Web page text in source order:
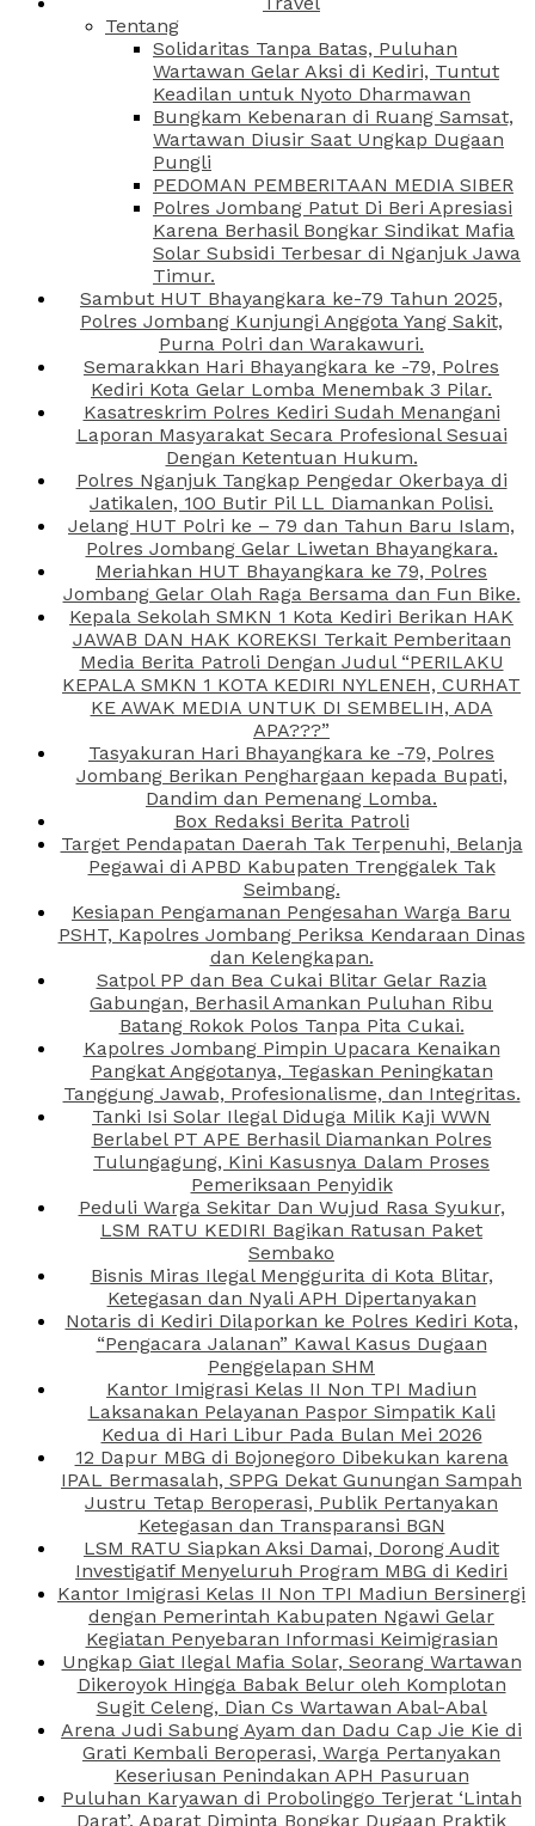
Tentang
Solidaritas Tanpa Batas, Puluhan
Wartawan Gelar Aksi di Kediri, Tuntut
Keadilan untuk Nyoto Dharmawan
Bungkam Kebenaran di Ruang Samsat,
Wartawan Diusir Saat Ungkap Dugaan
Pungli
PEDOMAN PEMBERITAAN MEDIA SIBER
Polres Jombang Patut Di Beri Apresiasi
Karena Berhasil Bongkar Sindikat Mafia
Solar Subsidi Terbesar di Nganjuk Jawa
Timur.
Sambut HUT Bhayangkara ke-79 Tahun 2025,
Polres Jombang Kunjungi Anggota Yang Sakit,
Purna Polri dan Warakawuri.
Semarakkan Hari Bhayangkara ke -79, Polres
Kediri Kota Gelar Lomba Menembak 3 Pilar.
Kasatreskrim Polres Kediri Sudah Menangani
Laporan Masyarakat Secara Profesional Sesuai
Dengan Ketentuan Hukum.
Polres Nganjuk Tangkap Pengedar Okerbaya di
Jatikalen, 100 Butir Pil LL Diamankan Polisi.
Jelang HUT Polri ke – 79 dan Tahun Baru Islam,
Polres Jombang Gelar Liwetan Bhayangkara.
Meriahkan HUT Bhayangkara ke 79, Polres
Jombang Gelar Olah Raga Bersama dan Fun Bike.
Kepala Sekolah SMKN 1 Kota Kediri Berikan HAK
JAWAB DAN HAK KOREKSI Terkait Pemberitaan
Media Berita Patroli Dengan Judul “PERILAKU
KEPALA SMKN 1 KOTA KEDIRI NYLENEH, CURHAT
KE AWAK MEDIA UNTUK DI SEMBELIH, ADA
APA???”
Tasyakuran Hari Bhayangkara ke -79, Polres
Jombang Berikan Penghargaan kepada Bupati,
Dandim dan Pemenang Lomba.
Box Redaksi Berita Patroli
Target Pendapatan Daerah Tak Terpenuhi, Belanja
Pegawai di APBD Kabupaten Trenggalek Tak
Seimbang.
Kesiapan Pengamanan Pengesahan Warga Baru
PSHT, Kapolres Jombang Periksa Kendaraan Dinas
dan Kelengkapan.
Satpol PP dan Bea Cukai Blitar Gelar Razia
Gabungan, Berhasil Amankan Puluhan Ribu
Batang Rokok Polos Tanpa Pita Cukai.
Kapolres Jombang Pimpin Upacara Kenaikan
Pangkat Anggotanya, Tegaskan Peningkatan
Tanggung Jawab, Profesionalisme, dan Integritas.
Tanki Isi Solar Ilegal Diduga Milik Kaji WWN
Berlabel PT APE Berhasil Diamankan Polres
Tulungagung, Kini Kasusnya Dalam Proses
Pemeriksaan Penyidik
Peduli Warga Sekitar Dan Wujud Rasa Syukur,
LSM RATU KEDIRI Bagikan Ratusan Paket
Sembako
Bisnis Miras Ilegal Menggurita di Kota Blitar,
Ketegasan dan Nyali APH Dipertanyakan
Notaris di Kediri Dilaporkan ke Polres Kediri Kota,
“Pengacara Jalanan” Kawal Kasus Dugaan
Penggelapan SHM
Kantor Imigrasi Kelas II Non TPI Madiun
Laksanakan Pelayanan Paspor Simpatik Kali
Kedua di Hari Libur Pada Bulan Mei 2026
12 Dapur MBG di Bojonegoro Dibekukan karena
IPAL Bermasalah, SPPG Dekat Gunungan Sampah
Justru Tetap Beroperasi, Publik Pertanyakan
Ketegasan dan Transparansi BGN
LSM RATU Siapkan Aksi Damai, Dorong Audit
Investigatif Menyeluruh Program MBG di Kediri
Kantor Imigrasi Kelas II Non TPI Madiun Bersinergi
dengan Pemerintah Kabupaten Ngawi Gelar
Kegiatan Penyebaran Informasi Keimigrasian
Ungkap Giat Ilegal Mafia Solar, Seorang Wartawan
Dikeroyok Hingga Babak Belur oleh Komplotan
Sugit Celeng, Dian Cs Wartawan Abal-Abal
Arena Judi Sabung Ayam dan Dadu Cap Jie Kie di
Grati Kembali Beroperasi, Warga Pertanyakan
Keseriusan Penindakan APH Pasuruan
Puluhan Karyawan di Probolinggo Terjerat ‘Lintah
Darat’, Aparat Diminta Bongkar Dugaan Praktik